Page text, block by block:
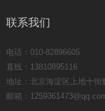
联系我们
电话：010-82896605
直线：13810895116
地址：北京海淀区上地十街
邮箱：